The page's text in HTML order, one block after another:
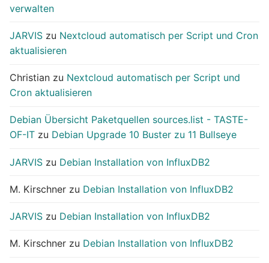
verwalten
JARVIS zu Nextcloud automatisch per Script und Cron
aktualisieren
Christian zu Nextcloud automatisch per Script und
Cron aktualisieren
Debian Übersicht Paketquellen sources.list - TASTE-
OF-IT zu Debian Upgrade 10 Buster zu 11 Bullseye
JARVIS zu Debian Installation von InfluxDB2
M. Kirschner zu Debian Installation von InfluxDB2
JARVIS zu Debian Installation von InfluxDB2
M. Kirschner zu Debian Installation von InfluxDB2